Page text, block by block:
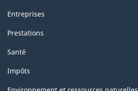
Entreprises
Prestations
Santé
Impôts